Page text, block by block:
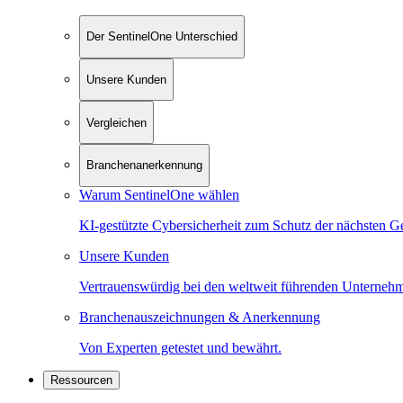
Der SentinelOne Unterschied
Unsere Kunden
Vergleichen
Branchenanerkennung
Warum SentinelOne wählen
KI-gestützte Cybersicherheit zum Schutz der nächsten
Unsere Kunden
Vertrauenswürdig bei den weltweit führenden
Branchenauszeichnungen & Anerkennung
Von Experten getestet und bewährt.
Ressourcen